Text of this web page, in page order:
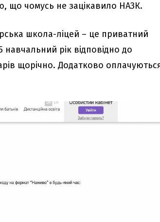
що чомусь не зацікавило НАЗК.
школа-ліцей – це приватний
рік відповідно до
щорічно. Додатково